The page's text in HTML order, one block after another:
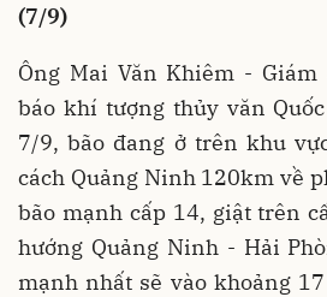
(7/9)
Ông Mai Văn Khiêm -
báo khí tượng thủy văn
7/9, bão đang ở trên khu
cách Quảng Ninh 120km về
bão mạnh cấp 14, giật trên
hướng Quảng Ninh - Hải
mạnh nhất sẽ vào khoảng